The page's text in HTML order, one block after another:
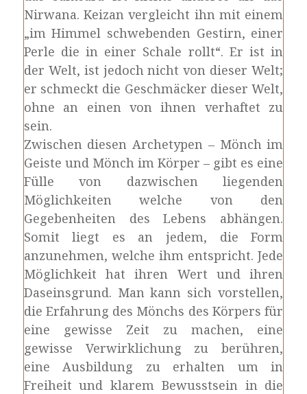
Nirwana. Keizan vergleicht ihn mit einem
„im Himmel schwebenden Gestirn, einer
Perle die in einer Schale rollt“. Er ist in
der Welt, ist jedoch nicht von dieser Welt;
er schmeckt die Geschmäcker dieser Welt,
ohne an einen von ihnen verhaftet zu
sein.
Zwischen diesen Archetypen – Mönch im
Geiste und Mönch im Körper – gibt es eine
Fülle von dazwischen liegenden
Möglichkeiten welche von den
Gegebenheiten des Lebens abhängen.
Somit liegt es an jedem, die Form
anzunehmen, welche ihm entspricht. Jede
Möglichkeit hat ihren Wert und ihren
Daseinsgrund. Man kann sich vorstellen,
die Erfahrung des Mönchs des Körpers für
eine gewisse Zeit zu machen, eine
gewisse Verwirklichung zu berühren,
eine Ausbildung zu erhalten um in
Freiheit und klarem Bewusstsein in die